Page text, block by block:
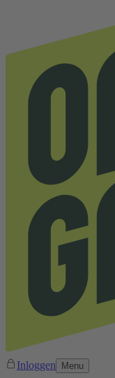
Inloggen Menu